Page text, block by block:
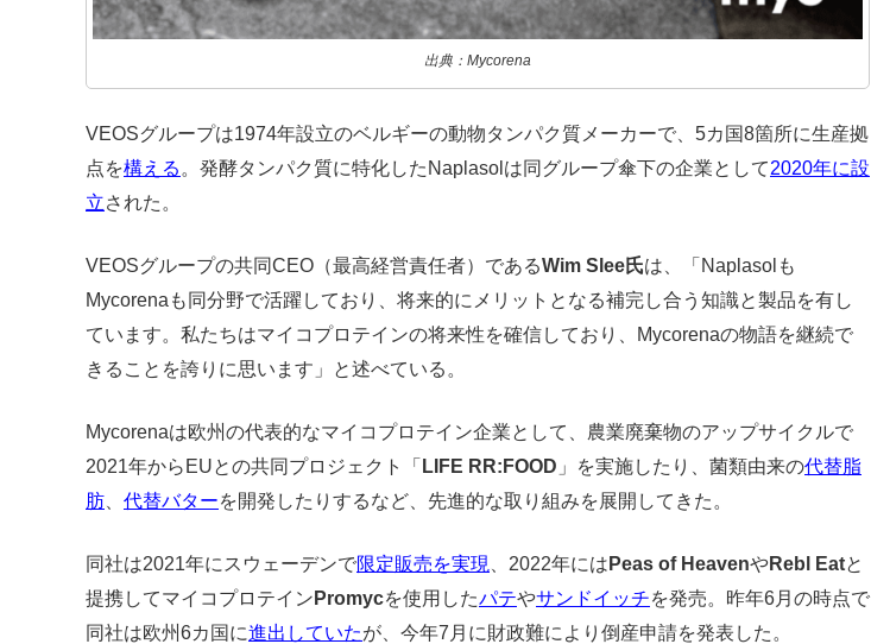
出典：Mycorena
VEOSグループは1974年設立のベルギーの動物タンパク質メーカーで、5カ国8箇所に生産拠
点を構える 。発酵タンパク質に特化したNaplasolは同グループ傘下の企業として2020年に設
立された。
VEOSグループの共同CEO（最高経営責任者）であるWim Slee氏は、「Naplasolも
Mycorenaも同分野で活躍しており、将来的にメリットとなる補完し合う知識と製品を有し
ています。私たちはマイコプロテインの将来性を確信しており、Mycorenaの物語を継続で
きることを誇りに思います」と述べている。
Mycorenaは欧州の代表的なマイコプロテイン企業として、農業廃棄物のアップサイクルで
2021年からEUとの共同プロジェクト「 LIFE RR:FOOD 」を実施したり、菌類由来の代替脂
肪
代替バターを開発したりするなど、先進的な取り組みを展開してきた。
同社は2021年にスウェーデンで限定販売を実現 、2022年には Peas of HeavenやRebl Eatと
提携してマイコプロテイン Promycを使用したパテやサンドイッチを発売。昨年6月の時点で
同社は欧州6カ国に進出していたが、今年7月に財政難により倒産申請を発表した。